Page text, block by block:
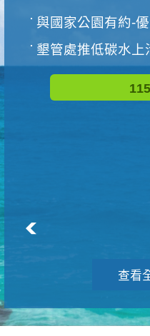
與國家公園有約-
墾管處推低碳水上活
查看